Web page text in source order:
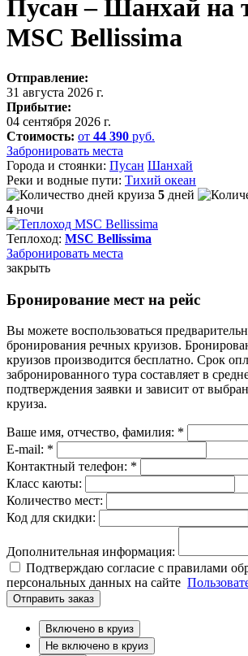
Пусан – Шанхай на
MSC Bellissima
Отправление:
31 августа 2026 г.
Прибытие:
04 сентября 2026 г.
Стоимость: от 44 390 руб.
Забронировать места
Города и стоянки: Пусан Шанхай
Реки и водные пути: Тихий океан
5 дней
4 ночи
Теплоход: MSC Bellissima
Забронировать места
закрыть
Бронирование мест на рейс
Вы можете воспользоваться
бронирования речных круизов.
круизов производится бесплатно. Срок
забронированного тура составляет в
подтверждения заявки и зависит от
круиза.
Ваше имя, отчество, фамилия: *
E-mail: *
Контактный телефон: *
Класс каюты:
Количество мест:
Код для скидки:
Дополнительная информация:
Подтверждаю согласие с правилами
персональных данных на сайте
Отправить заказ
Включено в круиз
Не включено в круиз